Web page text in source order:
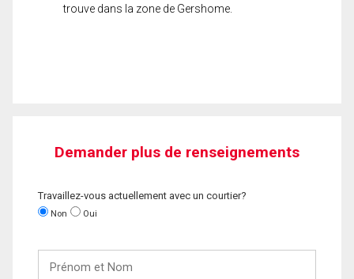
trouve dans la zone de Gershome.
Demander plus de renseignements
Travaillez-vous actuellement avec un courtier?
Non Oui